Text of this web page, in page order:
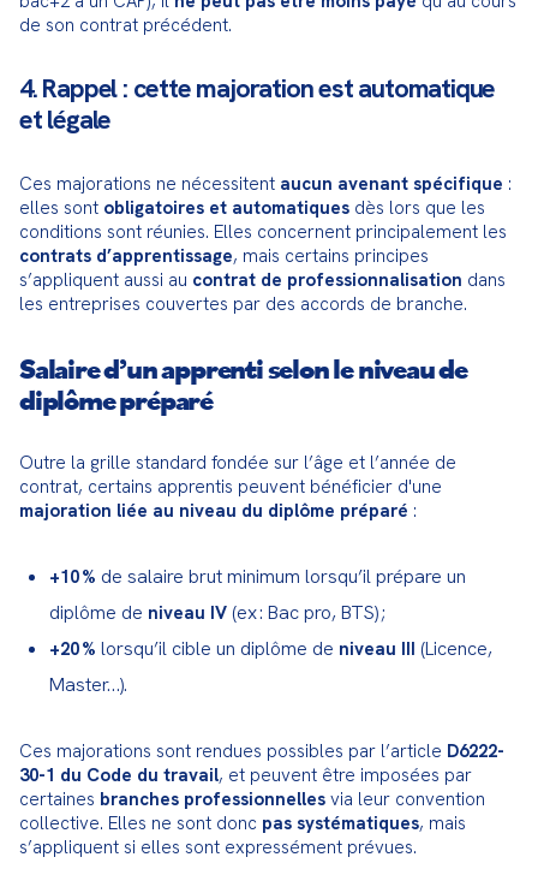
de son contrat précédent.
4. Rappel : cette majoration est automatique
et légale
Ces majorations ne nécessitent aucun avenant spécifique :
elles sont obligatoires et automatiques dès lors que les
contrats d’apprentissage, mais certains principes
s’appliquent aussi au contrat de professionnalisation dans
les entreprises couvertes par des accords de branche.
Salaire d’un apprenti selon le niveau de
diplôme préparé
Outre la grille standard fondée sur l’âge et l’année de
majoration liée au niveau du diplôme préparé :
+10 % de salaire brut minimum lorsqu’il prépare un
diplôme de niveau IV (ex : Bac pro, BTS) ;
+20 % lorsqu’il cible un diplôme de niveau III (Licence,
Master…).
Ces majorations sont rendues possibles par l’article D6222-
30-1 du Code du travail, et peuvent être imposées par
certaines branches professionnelles via leur convention
collective. Elles ne sont donc pas systématiques, mais
s’appliquent si elles sont expressément prévues.